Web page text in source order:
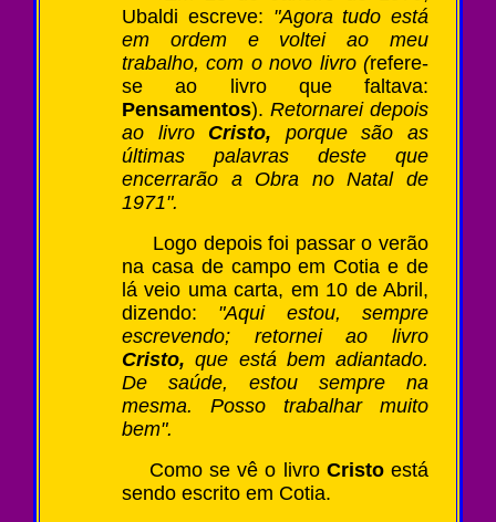
Ubaldi escreve: "Agora tudo está
em ordem e voltei ao meu
trabalho, com o novo livro (refere-
se ao livro que faltava:
Pensamentos). Retornarei depois
ao livro Cristo, porque são as
últimas palavras deste que
encerrarão a Obra no Natal de
1971".
Logo depois foi passar o verão
na casa de campo em Cotia e de
lá veio uma carta, em 10 de Abril,
dizendo: "Aqui estou, sempre
escrevendo; retornei ao livro
Cristo,que está bem adiantado.
De saúde, estou sempre na
mesma. Posso trabalhar muito
bem".
Como se vê o livro Cristoestá
sendo escrito em Cotia.